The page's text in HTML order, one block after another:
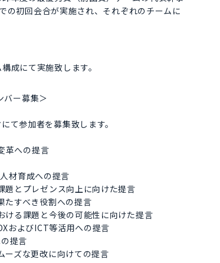
初回会合が実施され、それぞれのチームに
成にて実施致します。
バー募集＞
て参加者を募集致します。
革への提言
材育成への提言
とプレゼンス向上に向けた提言
すべき役割への提言
る課題と今後の可能性に向けた提言
およびICT等活用への提言
提言
ズな更改に向けての提言